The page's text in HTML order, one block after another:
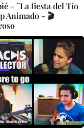
- ¨La fiesta del Tío
Animado - 🎬